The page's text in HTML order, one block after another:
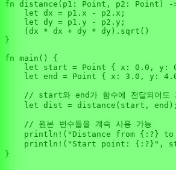
fn
distance (p1: Point, p2: Point) -
let dx = p1.x - p2.x;
let dy = p1.y - p2.y;
    (dx * dx + dy * dy).
sqrt ()
}
fn main () {
let
start = Point { x: 0.0 , y:
let
end = Point { x: 3.0 , y:
// start와 end가 함수에 전달되어도
let dist = distance (start, end);
// 원본 변수들을 계속 사용 가능
println! ( "Distance from {:?}
println! ( "Start point: {:?}" ,